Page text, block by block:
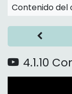
Contenido del